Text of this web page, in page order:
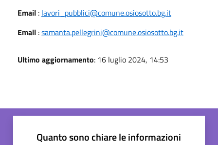
Email : lavori_pubblici@comune.osiosotto.bg.it
Email :samanta.pellegrini@comune.osiosotto.bg.it
Ultimo aggiornamento: 16 luglio 2024, 14:53
Quanto sono chiare le informazioni